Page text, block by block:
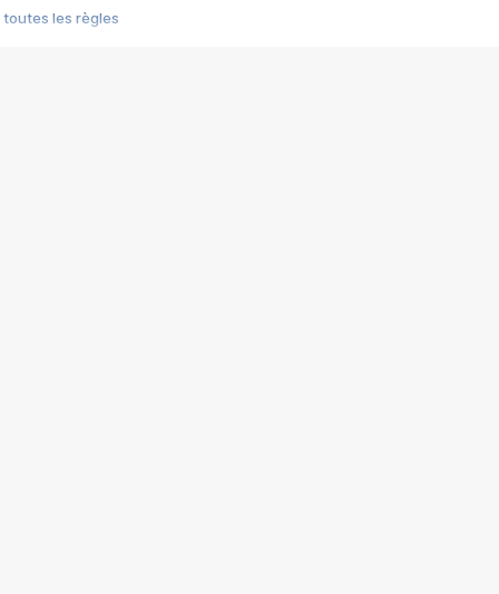
toutes les règles